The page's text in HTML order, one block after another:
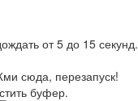
от 5 до 15 секунд.
сюда, перезапуск!
буфер.